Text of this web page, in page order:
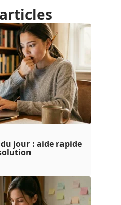
jour : aide rapide